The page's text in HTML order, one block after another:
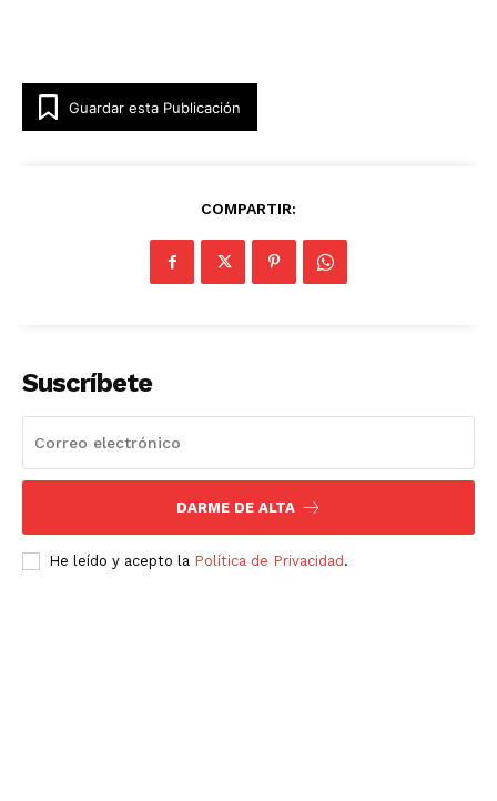
Guardar esta Publicación
COMPARTIR:
Suscríbete
DARME DE ALTA
He leído y acepto la Política de Privacidad .